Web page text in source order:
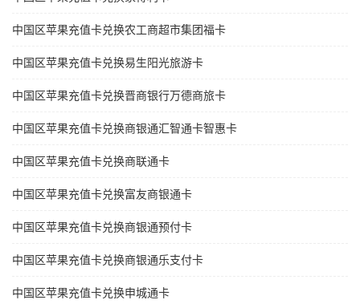
中国区苹果充值卡兑换农工商超市集团福卡
中国区苹果充值卡兑换易生阳光旅游卡
中国区苹果充值卡兑换晋商银行万德商旅卡
中国区苹果充值卡兑换商银通汇智通卡智惠卡
中国区苹果充值卡兑换商联通卡
中国区苹果充值卡兑换富友商银通卡
中国区苹果充值卡兑换商银通预付卡
中国区苹果充值卡兑换商银通乐支付卡
中国区苹果充值卡兑换申城通卡